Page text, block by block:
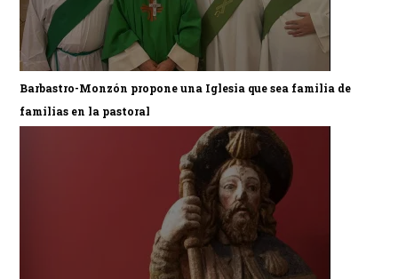
Barbastro-Monzón propone una Iglesia que sea familia de
familias en la pastoral